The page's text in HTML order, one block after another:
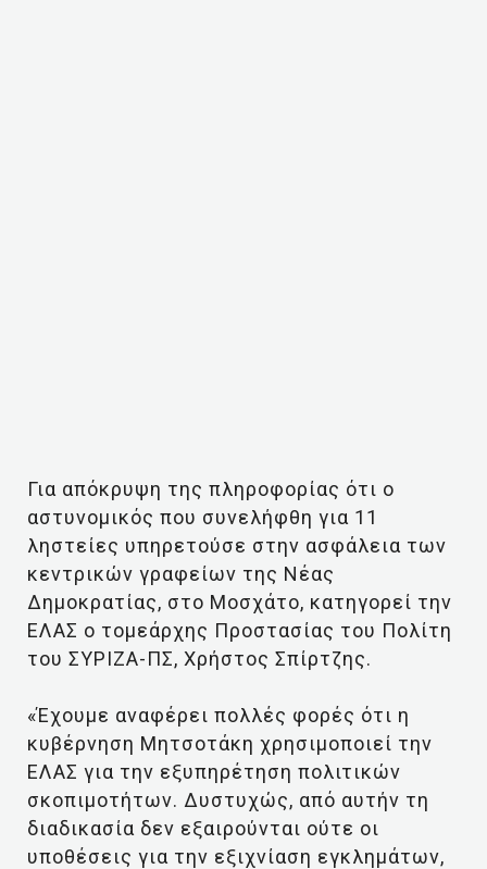
Για απόκρυψη της πληροφορίας ότι ο
αστυνομικός που συνελήφθη για 11
ληστείες υπηρετούσε στην ασφάλεια των
κεντρικών γραφείων της Νέας
Δημοκρατίας, στο Μοσχάτο, κατηγορεί την
ΕΛΑΣ ο τομεάρχης Προστασίας του Πολίτη
του ΣΥΡΙΖΑ-ΠΣ, Χρήστος Σπίρτζης.
«Έχουμε αναφέρει πολλές φορές ότι η
κυβέρνηση Μητσοτάκη χρησιμοποιεί την
ΕΛΑΣ για την εξυπηρέτηση πολιτικών
σκοπιμοτήτων. Δυστυχώς, από αυτήν τη
διαδικασία δεν εξαιρούνται ούτε οι
υποθέσεις για την εξιχνίαση εγκλημάτων,